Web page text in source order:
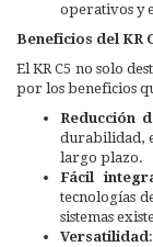
operativos y
Beneficios del KR
El KR C5 no solo
por los beneficios
Reducción
durabilidad,
largo plazo.
Fácil
tecnologías
sistemas
Versatilidad